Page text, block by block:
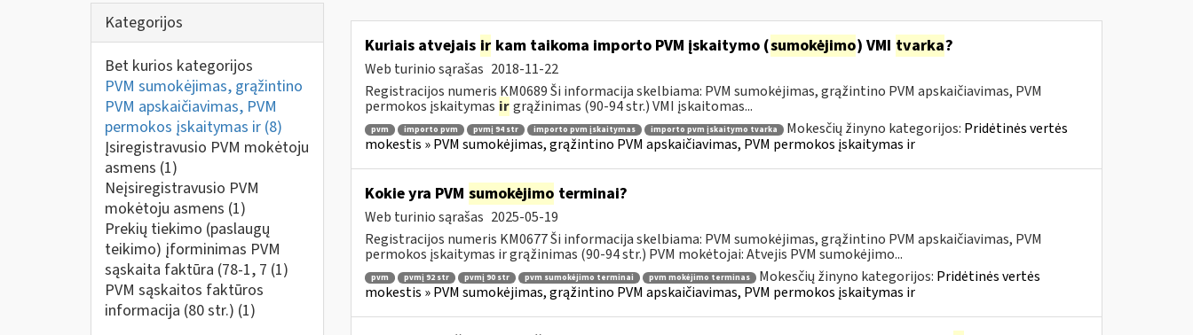
Kategorijos
Bet kurios kategorijos
PVM sumokėjimas, grąžintino
PVM apskaičiavimas, PVM
permokos įskaitymas ir (8)
Įsiregistravusio PVM mokėtoju
asmens (1)
Neįsiregistravusio PVM
mokėtoju asmens (1)
Prekių tiekimo (paslaugų
teikimo) įforminimas PVM
sąskaita faktūra (78-1, 7 (1)
PVM sąskaitos faktūros
informacija (80 str.) (1)
Kuriais atvejais irkam taikoma importo PVM įskaitymo (sumokėjimo) VMI tvarka?
Web turinio sąrašas 2018-11-22
Registracijos numeris KM0689 Ši informacija skelbiama: PVM sumokėjimas, grąžintino PVM apskaičiavimas, PVM
permokos įskaitymas ir grąžinimas (90-94 str.) VMI įskaitomas...
pvm importo pvm pvmį 94 str importo pvm įskaitymas importo pvm įskaitymo tvarka Mokesčių žinyno kategorijos: Pridėtinės vertės
mokestis » PVM sumokėjimas, grąžintino PVM apskaičiavimas, PVM permokos įskaitymas ir
Kokie yra PVM sumokėjimo terminai?
Web turinio sąrašas 2025-05-19
Registracijos numeris KM0677 Ši informacija skelbiama: PVM sumokėjimas, grąžintino PVM apskaičiavimas, PVM
permokos įskaitymas ir grąžinimas (90-94 str.) PVM mokėtojai: Atvejis PVM sumokėjimo...
pvm pvmį 92 str pvmį 90 str pvm sumokėjimo terminai pvm mokėjimo terminas Mokesčių žinyno kategorijos: Pridėtinės vertės
mokestis » PVM sumokėjimas, grąžintino PVM apskaičiavimas, PVM permokos įskaitymas ir